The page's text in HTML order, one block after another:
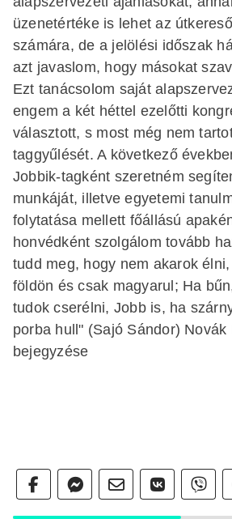
üzenetértéke is lehet az
számára, de a jelölési időszak
azt javaslom, hogy másokat
Ezt tanácsolom saját
engem a két héttel ezelőtti
választott, s most még nem
taggyűlését. A következő
Jobbik-tagként szeretném
munkáját, illetve egyetemi
folytatása mellett főállású
honvédként szolgálom tovább
tudd meg, hogy nem akarok
földön és csak magyarul; Ha
tudok cserélni, Jobb is, ha
porba hull" (Sajó Sándor)
bejegyzése